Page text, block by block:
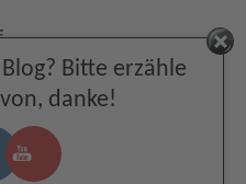
Bitte erzähle
danke!